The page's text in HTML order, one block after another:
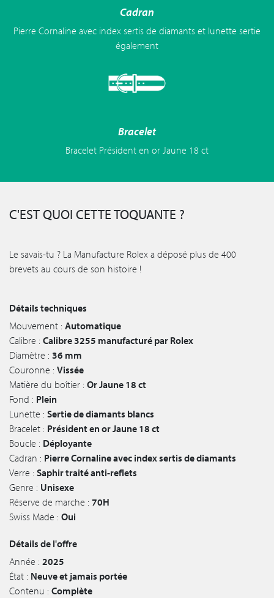
Cadran
Pierre Cornaline avec index sertis de diamants et lunette sertie
également
Bracelet
Bracelet Président en or Jaune 18 ct
C'EST QUOI CETTE TOQUANTE ?
Le savais-tu ? La Manufacture Rolex a déposé plus de 400
brevets au cours de son histoire !
Détails techniques
Mouvement : Automatique
Calibre : Calibre 3255 manufacturé par Rolex
Diamètre : 36 mm
Couronne : Vissée
Matière du boîtier : Or Jaune 18 ct
Fond : Plein
Lunette : Sertie de diamants blancs
Bracelet : Président en or Jaune 18 ct
Boucle : Déployante
Cadran : Pierre Cornaline avec index sertis de diamants
Verre : Saphir traité anti-reflets
Genre : Unisexe
Réserve de marche : 70H
Swiss Made : Oui
Détails de l'offre
Année : 2025
État : Neuve et jamais portée
Contenu : Complète